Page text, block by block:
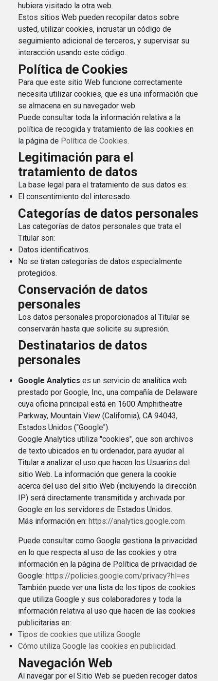
hubiera visitado la otra web.
Estos sitios Web pueden recopilar datos sobre
usted, utilizar cookies, incrustar un código de
seguimiento adicional de terceros, y supervisar su
interacción usando este código.
Política de Cookies
Para que este sitio Web funcione correctamente
necesita utilizar cookies, que es una información que
se almacena en su navegador web.
Puede consultar toda la información relativa a la
política de recogida y tratamiento de las cookies en
la página de Política de Cookies.
Legitimación para el
tratamiento de datos
La base legal para el tratamiento de sus datos es:
El consentimiento del interesado.
Categorías de datos personales
Las categorías de datos personales que trata el
Titular son:
Datos identificativos.
No se tratan categorías de datos especialmente
protegidos.
Conservación de datos
personales
Los datos personales proporcionados al Titular se
conservarán hasta que solicite su supresión.
Destinatarios de datos
personales
Google Analytics es un servicio de analítica web
prestado por Google, Inc., una compañía de Delaware
cuya oficina principal está en 1600 Amphitheatre
Parkway, Mountain View (California), CA 94043,
Estados Unidos ("Google").
Google Analytics utiliza "cookies", que son archivos
de texto ubicados en tu ordenador, para ayudar al
Titular a analizar el uso que hacen los Usuarios del
sitio Web. La información que genera la cookie
acerca del uso del sitio Web (incluyendo la dirección
IP) será directamente transmitida y archivada por
Google en los servidores de Estados Unidos.
Más información en: https://analytics.google.com
Puede consultar como Google gestiona la privacidad
en lo que respecta al uso de las cookies y otra
información en la página de Política de privacidad de
Google: https://policies.google.com/privacy?hl=es
También puede ver una lista de los tipos de cookies
que utiliza Google y sus colaboradores y toda la
información relativa al uso que hacen de las cookies
publicitarias en:
Tipos de cookies que utiliza Google
Cómo utiliza Google las cookies en publicidad.
Navegación Web
Al navegar por el Sitio Web se pueden recoger datos